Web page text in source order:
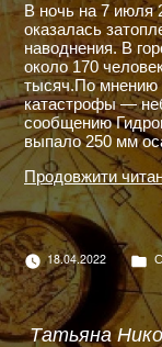
В ночь на 7 июля
оказалась
наводнения. В
около 170
тысяч.По мнению
катастрофы —
сообщению
выпало 250 мм
Продовжити
18.04.2022
Татьяна